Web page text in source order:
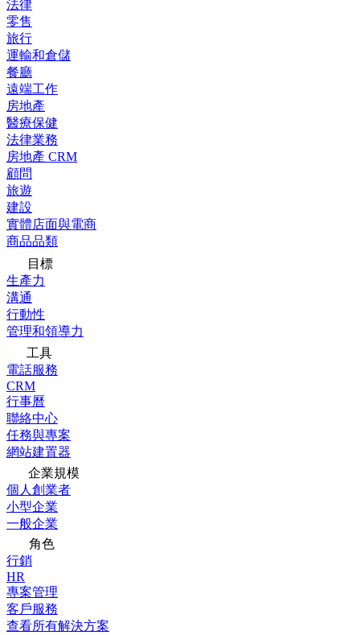
法律
零售
旅行
運輸和倉儲
餐廳
遠端工作
房地產
醫療保健
法律業務
房地產 CRM
顧問
旅遊
建設
實體店面與電商
商品品類
目標
生產力
溝通
行動性
管理和領導力
工具
電話服務
CRM
行事曆
聯絡中心
任務與專案
網站建置器
企業規模
個人創業者
小型企業
一般企業
角色
行銷
HR
專案管理
客戶服務
查看所有解決方案